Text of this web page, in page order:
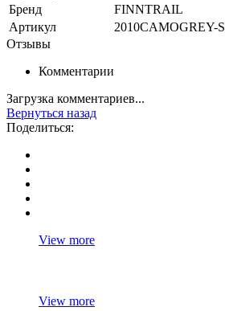
Бренд
FINNTRAIL
Артикул
2010CAMOGREY-S
Отзывы
Комментарии
Загрузка комментариев...
Вернуться назад
Поделиться:
View more
View more